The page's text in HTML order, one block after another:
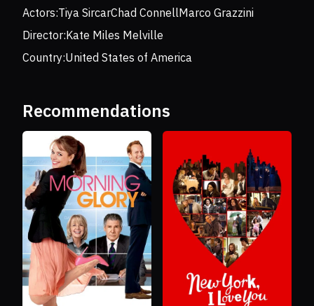
Actors:Tiya SircarChad ConnellMarco Grazzini
Director:Kate Miles Melville
Country:United States of America
Recommendations